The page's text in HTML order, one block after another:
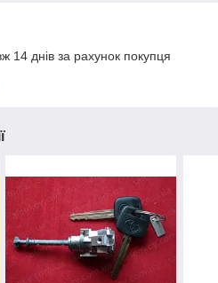
14 днів за рахунок покупця